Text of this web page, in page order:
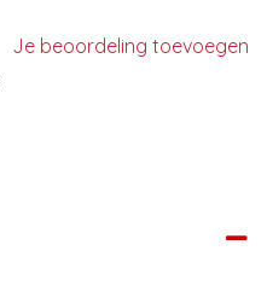
Je beoordeling toevoegen